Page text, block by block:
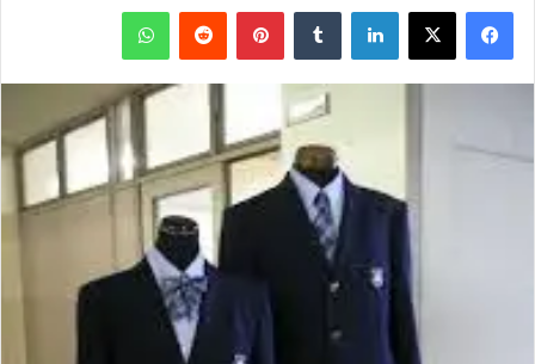
فيسبوك X لينكدإن بينتيريست واتساب